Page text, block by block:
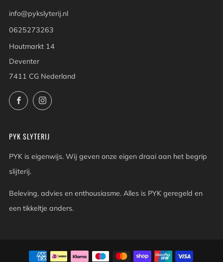
info@pykslyterij.nl
0625273263
Houtmarkt 14
Deventer
7411 CG Nederland
FacebookInstagram
PYK SLYTERIJ
PYK is eigenwijs. Wij geven onze eigen draai aan het begrip
slijterij.
Beleving, advies en enthousiasme. Alles is PYK geregeld en
een tikkeltje anders.